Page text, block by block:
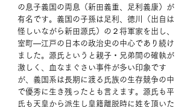
の息子義国の両息（新田義重、足利義康）が
有名です。義国の子孫は足利、徳川（出自は
怪しいながら新田源氏）の２将軍家を出し、
室町―江戸の日本の政治史の中心であり続け
ました。源氏というと親子・兄弟間の確執が
激しく、血なまぐさい事件が多い印象です
が、義国系は長期に渡る氏族の生存競争の中
で優秀に生き残ったとも言えます。源氏も平
氏も天皇から派生し皇籍離脱時に姓を頂いた